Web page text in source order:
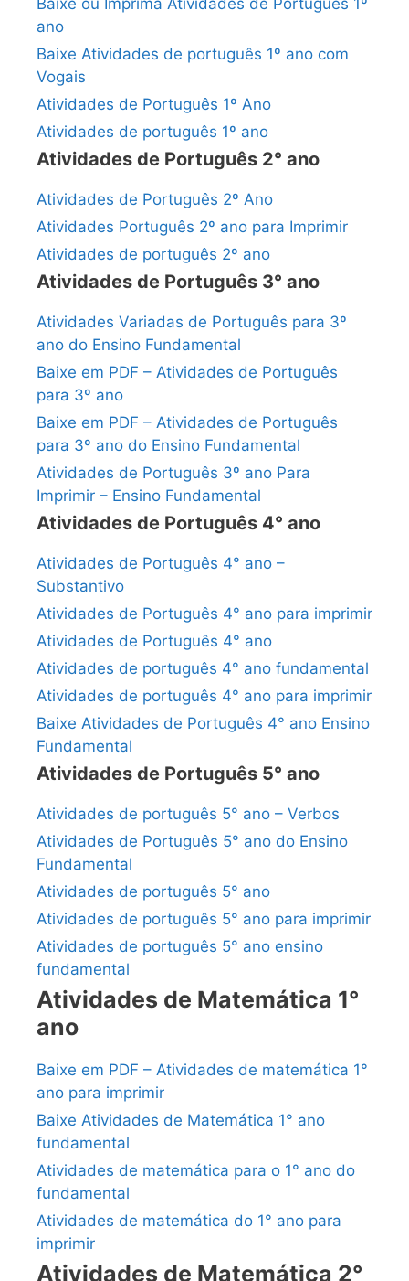
ano
Baixe Atividades de português 1º ano com
Vogais
Atividades de Português 1º Ano
Atividades de português 1º ano
Atividades de Português 2° ano
Atividades de Português 2º Ano
Atividades Português 2º ano para Imprimir
Atividades de português 2º ano
Atividades de Português 3° ano
Atividades Variadas de Português para 3º
ano do Ensino Fundamental
Baixe em PDF – Atividades de Português
para 3º ano
Baixe em PDF – Atividades de Português
para 3º ano do Ensino Fundamental
Atividades de Português 3º ano Para
Imprimir – Ensino Fundamental
Atividades de Português 4° ano
Atividades de Português 4° ano –
Substantivo
Atividades de Português 4° ano para imprimir
Atividades de Português 4° ano
Atividades de português 4° ano fundamental
Atividades de português 4° ano para imprimir
Baixe Atividades de Português 4° ano Ensino
Fundamental
Atividades de Português 5° ano
Atividades de português 5° ano – Verbos
Atividades de Português 5° ano do Ensino
Fundamental
Atividades de português 5° ano
Atividades de português 5° ano para imprimir
Atividades de português 5° ano ensino
fundamental
Atividades de Matemática 1°
ano
Baixe em PDF – Atividades de matemática 1°
ano para imprimir
Baixe Atividades de Matemática 1° ano
fundamental
Atividades de matemática para o 1° ano do
fundamental
Atividades de matemática do 1° ano para
imprimir
Atividades de Matemática 2°